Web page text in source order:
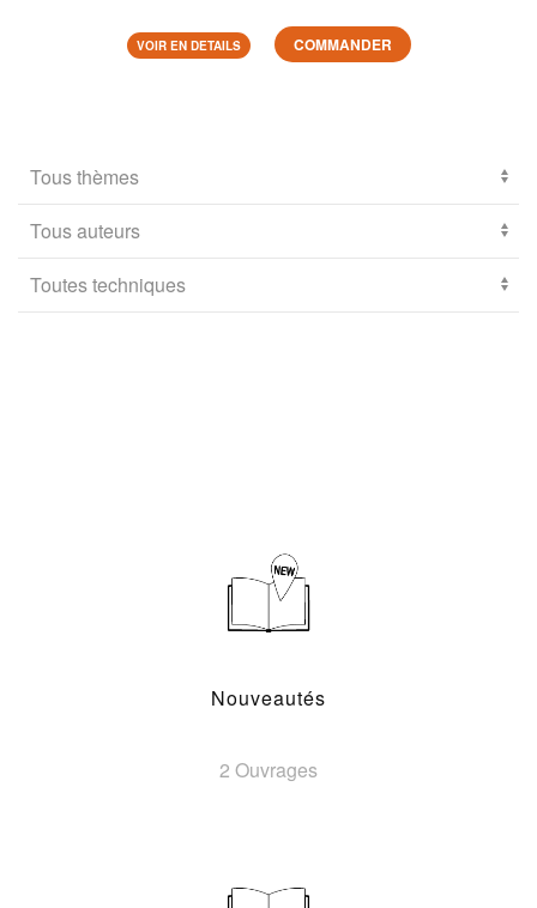
VOIR EN DETAILS COMMANDER
Nouveautés
2 Ouvrages